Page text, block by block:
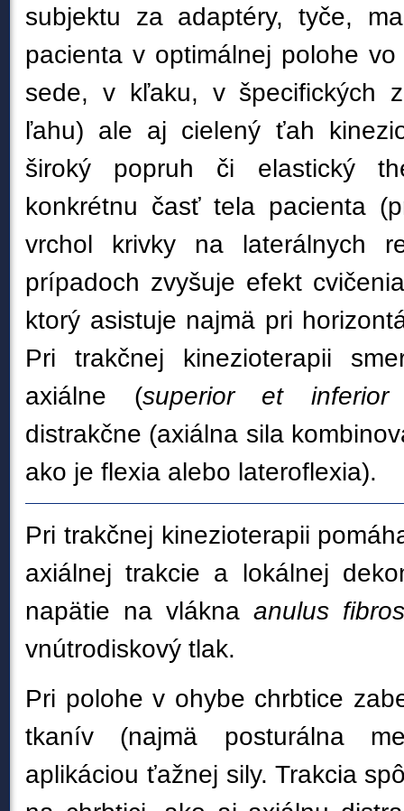
subjektu za adaptéry, tyče,
pacienta v optimálnej polohe
sede, v kľaku, v špecifických
ľahu) ale aj cielený ťah
široký popruh či elastický
konkrétnu časť tela pacienta
vrchol krivky na laterálnych
prípadoch zvyšuje efekt
ktorý asistuje najmä pri
Pri trakčnej kinezioterapii
axiálne (superior et inferior
distrakčne (axiálna sila
ako je flexia alebo lateroflexia).
Pri trakčnej kinezioterapii
axiálnej trakcie a lokálnej
napätie na vlákna anulus
vnútrodiskový tlak.
Pri polohe v ohybe chrbtice
tkanív (najmä posturálna
aplikáciou ťažnej sily. Trakcia